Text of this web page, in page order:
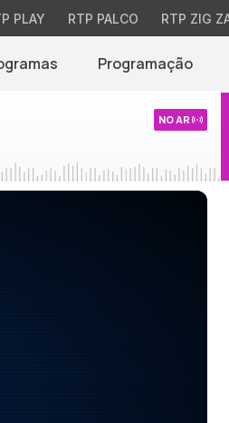
PLAY RTP PALCO RTP ZIG
Programação
NO AR